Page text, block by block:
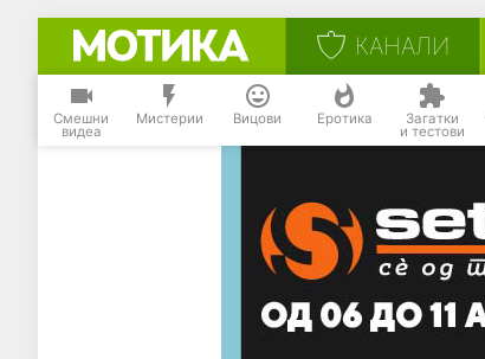
КАНАЛИ
Смешни
видеа
Мистерии Вицови Еротика Загатки
и тестови